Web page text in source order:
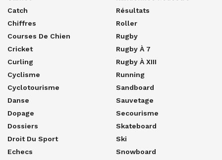
Catch
Chiffres
Courses De Chien
Cricket
Curling
Cyclisme
Cyclotourisme
Danse
Dopage
Dossiers
Droit Du Sport
Echecs
Résultats
Roller
Rugby
Rugby À 7
Rugby À XIII
Running
Sandboard
Sauvetage
Secourisme
Skateboard
Ski
Snowboard